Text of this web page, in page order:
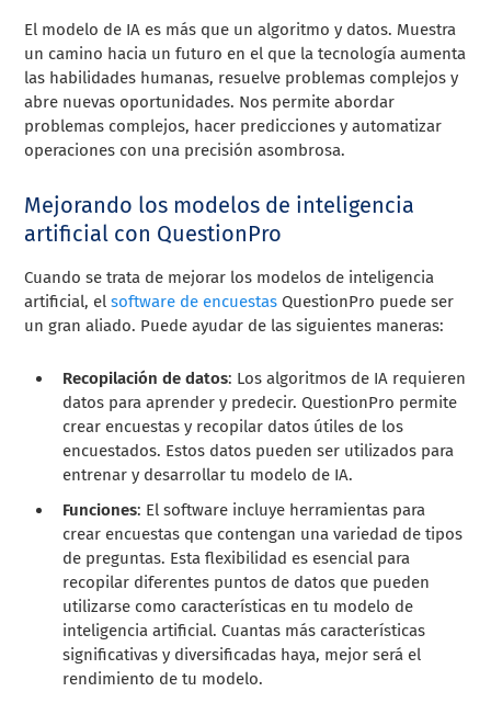
El modelo de IA es más que un algoritmo y datos. Muestra
un camino hacia un futuro en el que la tecnología aumenta
las habilidades humanas, resuelve problemas complejos y
abre nuevas oportunidades. Nos permite abordar
problemas complejos, hacer predicciones y automatizar
operaciones con una precisión asombrosa.
Mejorando los modelos de inteligencia
artificial con QuestionPro
Cuando se trata de mejorar los modelos de inteligencia
artificial, elsoftware de encuestas QuestionPro puede ser
un gran aliado. Puede ayudar de las siguientes maneras:
Recopilación de datos: Los algoritmos de IA requieren
datos para aprender y predecir. QuestionPro permite
crear encuestas y recopilar datos útiles de los
encuestados. Estos datos pueden ser utilizados para
entrenar y desarrollar tu modelo de IA.
Funciones: El software incluye herramientas para
crear encuestas que contengan una variedad de tipos
de preguntas. Esta flexibilidad es esencial para
recopilar diferentes puntos de datos que pueden
utilizarse como características en tu modelo de
inteligencia artificial. Cuantas más características
significativas y diversificadas haya, mejor será el
rendimiento de tu modelo.